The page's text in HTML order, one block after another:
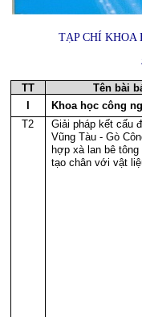
TẠP CHÍ KHOA
TT Tên bài
Khoa học công
T2
Giải pháp kết cấu
Vũng Tàu - Gò
hợp xà lan bê tông
tạo chân với vật